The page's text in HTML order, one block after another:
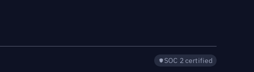
SOC 2 certified